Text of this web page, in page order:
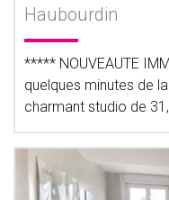
Haubourdin
***** NOUVEAUTE
quelques minutes de
charmant studio de